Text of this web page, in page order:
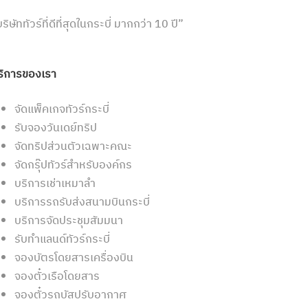
ษัททัวร์ที่ดีที่สุดในกระบี่ มากกว่า 10 ปี”
ารของเรา
จัดแพ็คเกจทัวร์กระบี่
รับจองวันเดย์ทริป
จัดทริปส่วนตัวเฉพาะคณะ
จัดกรุ๊ปทัวร์สำหรับองค์กร
บริการเช่าเหมาลำ
บริการรถรับส่งสนามบินกระบี่
บริการจัดประชุมสัมมนา
รับทำแลนด์ทัวร์กระบี่
จองบัตรโดยสารเครื่องบิน
จองตั๋วเรือโดยสาร
จองตั๋วรถบัสปรับอากาศ